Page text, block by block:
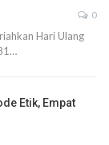
0
Hari Ulang
Etik, Empat